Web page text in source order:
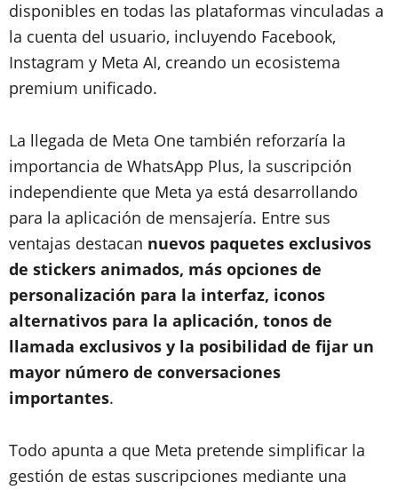
disponibles en todas las plataformas vinculadas a
la cuenta del usuario, incluyendo Facebook,
Instagram y Meta AI, creando un ecosistema
premium unificado.
La llegada de Meta One también reforzaría la
importancia de WhatsApp Plus, la suscripción
independiente que Meta ya está desarrollando
para la aplicación de mensajería. Entre sus
ventajas destacan nuevos paquetes exclusivos
de stickers animados, más opciones de
personalización para la interfaz, iconos
alternativos para la aplicación, tonos de
llamada exclusivos y la posibilidad de fijar un
mayor número de conversaciones
importantes.
Todo apunta a que Meta pretende simplificar la
gestión de estas suscripciones mediante una